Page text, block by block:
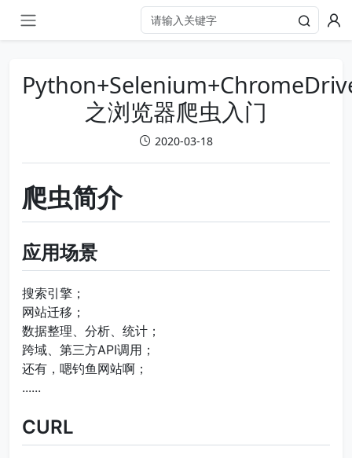
之浏览器爬虫入门
2020-03-18
爬虫简介
应用场景
搜索引擎；
网站迁移；
数据整理、分析、统计；
跨域、第三方API调用；
还有，嗯钓鱼网站啊；
......
CURL